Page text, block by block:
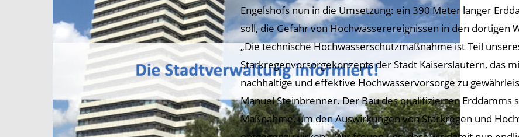
Engelshofs nun in die Umsetzung: ein 390 Meter langer
soll, die Gefahr von Hochwasserereignissen in den dortigen
„Die technische Hochwasserschutzmaßnahme ist Teil
Starkregenvorsorgekonzepts der Stadt Kaiserslautern, das
nachhaltige und effektive Hochwasservorsorge zu
Manuel Steinbrenner. Der Bau des qualifizierten
Maßnahme, um den Auswirkungen von Starkregen und